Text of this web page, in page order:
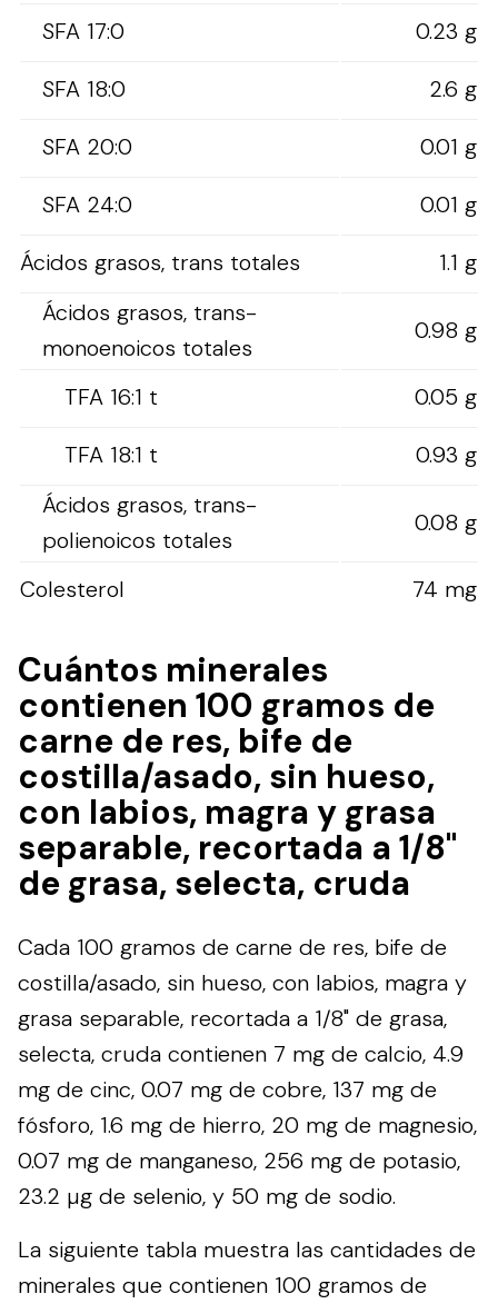
SFA 17:0
0.23 g
SFA 18:0
2.6 g
SFA 20:0
0.01 g
SFA 24:0
0.01 g
Ácidos grasos, trans totales
1.1 g
Ácidos grasos, trans-
monoenoicos totales
0.98 g
TFA 16:1 t
0.05 g
TFA 18:1 t
0.93 g
Ácidos grasos, trans-
polienoicos totales
0.08 g
Colesterol 74 mg
Cuántos minerales
contienen 100 gramos de
carne de res, bife de
costilla/asado, sin hueso,
con labios, magra y grasa
separable, recortada a 1/8"
de grasa, selecta, cruda
Cada 100 gramos de carne de res, bife de
costilla/asado, sin hueso, con labios, magra y
grasa separable, recortada a 1/8" de grasa,
selecta, cruda contienen 7 mg de calcio, 4.9
mg de cinc, 0.07 mg de cobre, 137 mg de
fósforo, 1.6 mg de hierro, 20 mg de magnesio,
0.07 mg de manganeso, 256 mg de potasio,
23.2 µg de selenio, y 50 mg de sodio.
La siguiente tabla muestra las cantidades de
minerales que contienen 100 gramos de